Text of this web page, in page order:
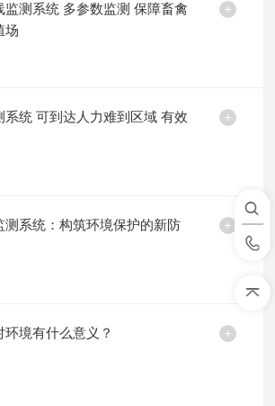
监测系统 多参数监测 保障畜禽
场
系统 可到达人力难到区域 有效
测系统：构筑环境保护的新防
境有什么意义？